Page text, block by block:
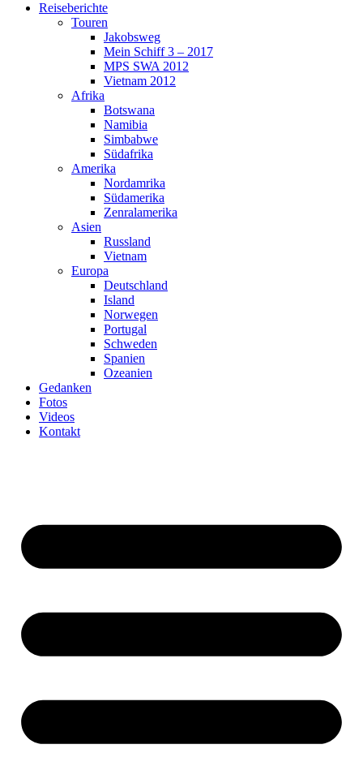
Reiseberichte
Touren
Jakobsweg
Mein Schiff 3 – 2017
MPS SWA 2012
Vietnam 2012
Afrika
Botswana
Namibia
Simbabwe
Südafrika
Amerika
Nordamrika
Südamerika
Zenralamerika
Asien
Russland
Vietnam
Europa
Deutschland
Island
Norwegen
Portugal
Schweden
Spanien
Ozeanien
Gedanken
Fotos
Videos
Kontakt